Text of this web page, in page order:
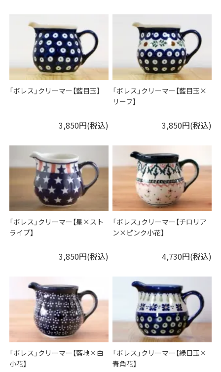
「ボレス」クリーマー【藍目玉】
3,850円(税込)
「ボレス」クリーマー【藍目玉×
リーフ】
3,850円(税込)
「ボレス」クリーマー【星×スト
ライプ】
3,850円(税込)
「ボレス」クリーマー【チロリア
ン×ピンク小花】
4,730円(税込)
「ボレス」クリーマー【藍地×白
小花】
「ボレス」クリーマー【緑目玉×
青角花】